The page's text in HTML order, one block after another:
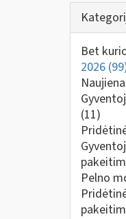
Bet
2026
Naujiena
(11)
Pelno